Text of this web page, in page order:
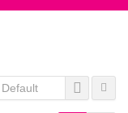
Default